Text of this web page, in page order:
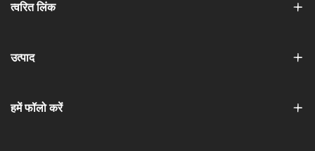
त्वरित लिंक
उत्पाद
हमें फॉलो करें